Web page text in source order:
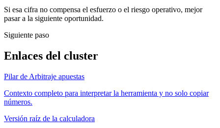
Si esa cifra no compensa el esfuerzo o el riesgo operativo, mejor
pasar a la siguiente oportunidad.
Siguiente paso
Enlaces del cluster
Pilar de Arbitraje apuestas
Contexto completo para interpretar la herramienta y no solo copiar
números.
Versión raíz de la calculadora